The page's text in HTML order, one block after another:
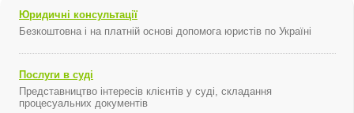
Юридичні консультації
Безкоштовна і на платній основі допомога юристів по Україні
Послуги в суді
Представництво інтересів клієнтів у суді, складання
процесуальних документів